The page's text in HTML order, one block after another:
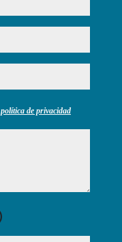
política de privacidad